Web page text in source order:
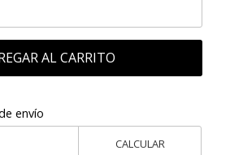
AL CARRITO
envío
CALCULAR